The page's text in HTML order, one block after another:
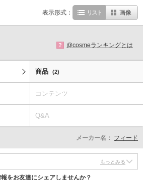
表示形式： リスト 画像
? @cosmeランキングとは
商品 (2)
コンテンツ
Q&A
メーカー名： フィード
もっとみる
をお友達にシェアしませんか？